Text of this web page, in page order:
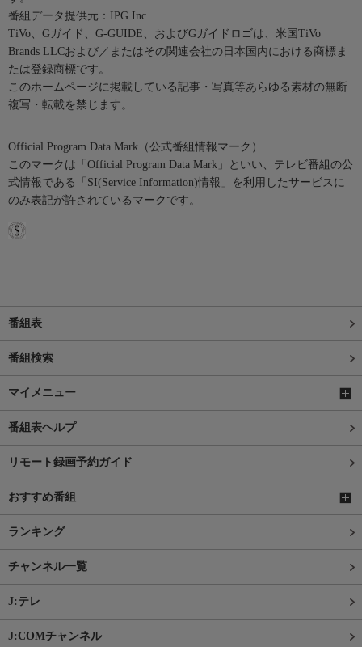
番組データ提供元：IPG Inc.
TiVo、Gガイド、G-GUIDE、およびGガイドロゴは、米国TiVo
Brands LLCおよび／またはその関連会社の日本国内における商標ま
たは登録商標です。
このホームページに掲載している記事・写真等あらゆる素材の無断
複写・転載を禁じます。
Official Program Data Mark（公式番組情報マーク）
このマークは「Official Program Data Mark」といい、テレビ番組の公
式情報である「SI(Service Information)情報」を利用したサービスに
のみ表記が許されているマークです。
番組表
番組検索
マイメニュー
番組表ヘルプ
リモート録画予約ガイド
おすすめ番組
ランキング
チャンネル一覧
J:テレ
J:COMチャンネル